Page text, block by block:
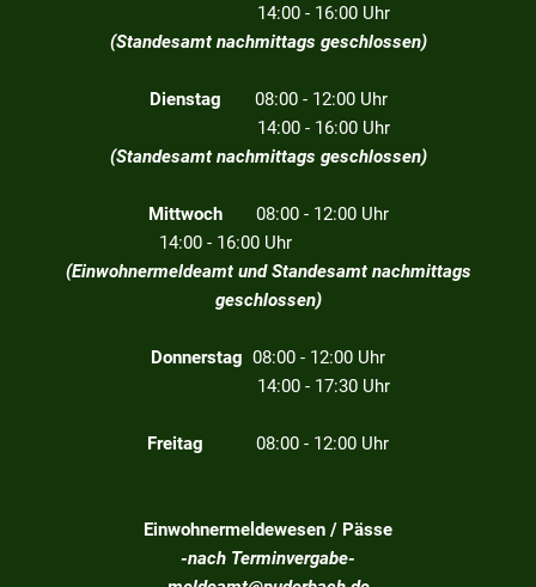
14:00 - 16:00 Uhr
(Standesamt nachmittags geschlossen)
Dienstag 08:00 - 12:00 Uhr
14:00 - 16:00 Uhr
(Standesamt nachmittags geschlossen)
Mittwoch 08:00 - 12:00 Uhr
14:00 - 16:00 Uhr
(Einwohnermeldeamt und Standesamt nachmittags
geschlossen)
Donnerstag 08:00 - 12:00 Uhr
14:00 - 17:30 Uhr
Freitag 08:00 - 12:00 Uhr
Einwohnermeldewesen / Pässe
-nach Terminvergabe-